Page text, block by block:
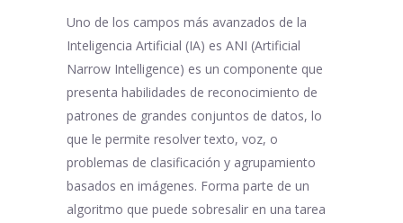
Uno de los campos más avanzados de la
Inteligencia Artificial (IA) es ANI (Artificial
Narrow Intelligence) es un componente que
presenta habilidades de reconocimiento de
patrones de grandes conjuntos de datos, lo
que le permite resolver texto, voz, o
problemas de clasificación y agrupamiento
basados en imágenes. Forma parte de un
algoritmo que puede sobresalir en una tarea